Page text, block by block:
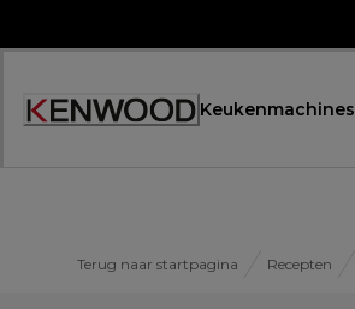
Keukenmachines
Terug naar startpagina Recepten